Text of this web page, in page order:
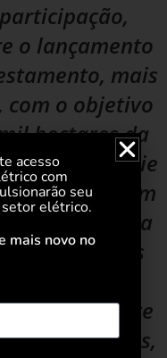
o lançamento
mais
com o objetivo
hectares da
de uma série
a montagem
renováveis da
saúda, mais
evento,
que a gente
experiências,
acesso
com
seu
elétrico.
mais novo no